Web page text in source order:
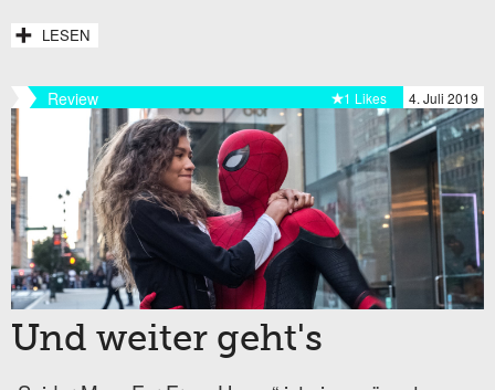
LESEN
Review 4. Juli 2019
1 Likes
Und weiter geht's